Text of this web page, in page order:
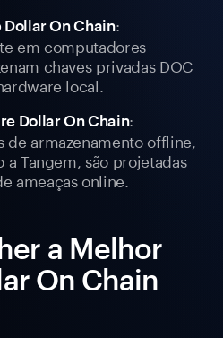
On Chain:
em computadores
chaves privadas DOC
local.
Dollar On Chain:
de armazenamento offline,
a Tangem, são projetadas
ameaças online.
a Melhor
On Chain